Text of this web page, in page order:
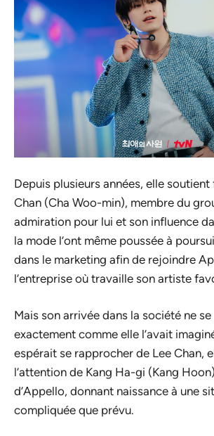
Depuis plusieurs années, elle
Chan (Cha Woo-min), membre du
admiration pour lui et son influence
la mode l’ont même poussée à
dans le marketing afin de rejoindre
l’entreprise où travaille son artiste
Mais son arrivée dans la société ne
exactement comme elle l’avait
espérait se rapprocher de Lee Chan,
l’attention de Kang Ha-gi (Kang
d’Appello, donnant naissance à une
compliquée que prévu.